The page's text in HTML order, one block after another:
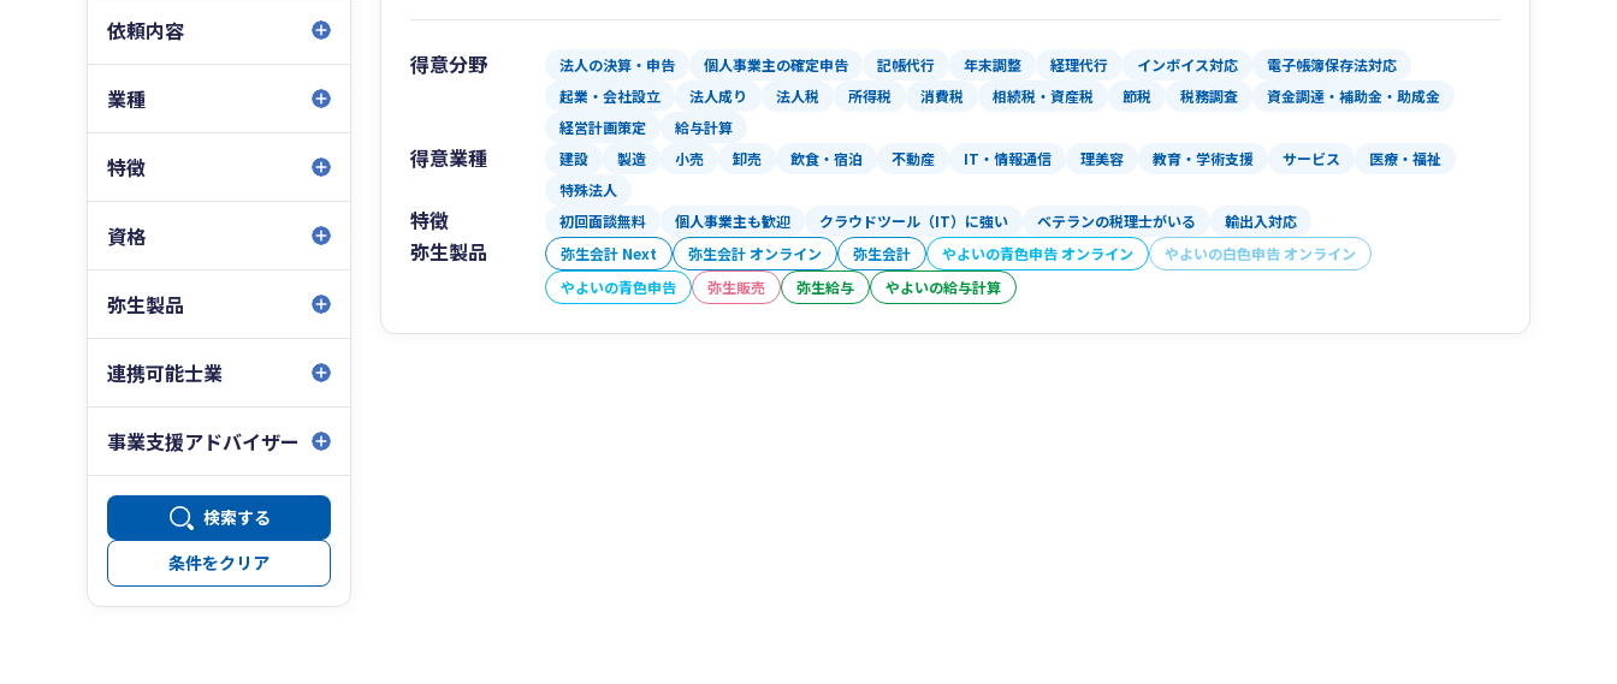
依頼内容
業種
特徴
資格
弥生製品
連携可能士業
事業支援アドバイザー
検索する
条件をクリア
得意分野 法人の決算・申告 個人事業主の確定申告 記帳代行 年末調整 経理代行 インボイス対応
電子帳簿保存法対応
起業・会社設立
法人成り 法人税 所得税 消費税 相続税・資産税 節税 税務調査
資金調達・補助金・助成金
経営計画策定
給与計算
得意業種 建設 製造 小売 卸売 飲食・宿泊 不動産 IT・情報通信 理美容 教育・学術支援 サービス
医療・福祉
特殊法人
特徴 初回面談無料 個人事業主も歓迎 クラウドツール（IT）に強い ベテランの税理士がいる 輸出入対応
弥生製品 弥生会計 Next 弥生会計 オンライン 弥生会計 やよいの青色申告 オンライン
やよいの白色申告 オンライン
やよいの青色申告
弥生販売 弥生給与 やよいの給与計算